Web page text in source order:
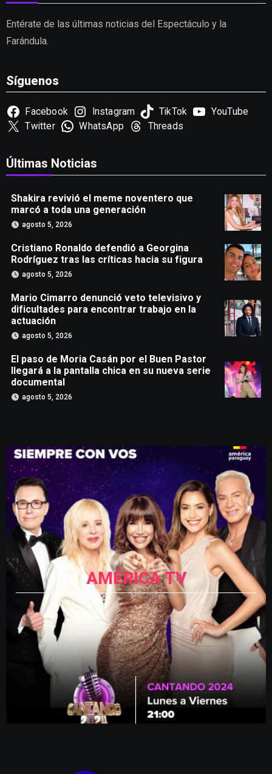
Entérate de las últimas noticias del Espectáculo y la
Farándula.
Síguenos
Facebook Instagram TikTok
YouTube
Twitter
WhatsApp Threads
Últimas Noticias
Shakira revivió el meme noventero que
marcó a toda una generación
agosto 5, 2026
Cristiano Ronaldo defendió a Georgina
Rodríguez tras las críticas hacia su figura
agosto 5, 2026
Mario Cimarro denunció veto televisivo y
dificultades para encontrar trabajo en la
actuación
agosto 5, 2026
El paso de Moria Casán por el Buen Pastor
llegará a la pantalla chica en su nueva serie
documental
agosto 5, 2026
AMÉRICA TV